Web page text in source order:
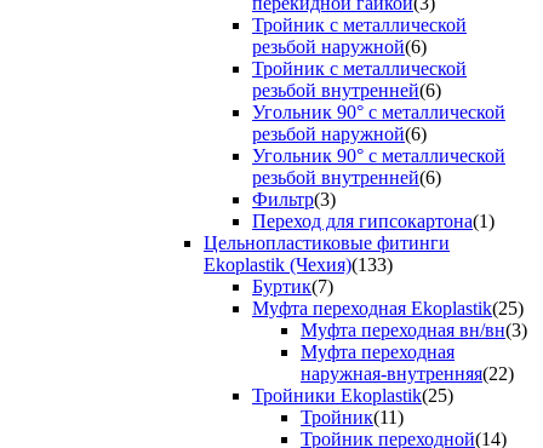
Тройник с металлической
резьбой наружной(6)
Тройник с металлической
резьбой внутренней(6)
Угольник 90° с металлической
резьбой наружной(6)
Угольник 90° с металлической
резьбой внутренней(6)
Фильтр(3)
Переход для гипсокартона(1)
Цельнопластиковые фитинги
Ekoplastik (Чехия)(133)
Буртик(7)
Муфта переходная Ekoplastik(25)
Муфта переходная вн/вн(3)
Муфта переходная
наружная-внутренняя(22)
Тройники Ekoplastik(25)
Тройник(11)
Тройник переходной(14)